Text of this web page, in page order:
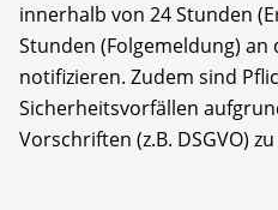
innerhalb von 24 Stunden
Stunden (Folgemeldung)
notifizieren. Zudem sind
Sicherheitsvorfällen
Vorschriften (z.B. DSGVO)